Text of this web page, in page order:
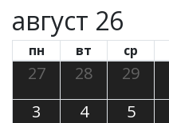
август 26
пн вт ср
27 28 29
3
4 5